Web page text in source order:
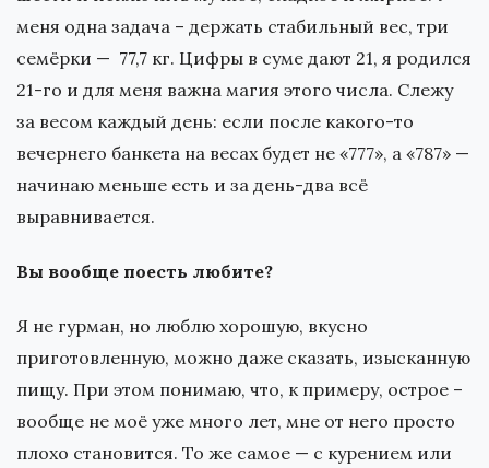
меня одна задача – держать стабильный вес, три
семёрки — 77,7 кг. Цифры в суме дают 21, я родился
21-го и для меня важна магия этого числа. Слежу
за весом каждый день: если после какого-то
вечернего банкета на весах будет не «777», а «787» —
начинаю меньше есть и за день-два всё
выравнивается.
Вы вообще поесть любите?
Я не гурман, но люблю хорошую, вкусно
приготовленную, можно даже сказать, изысканную
пищу. При этом понимаю, что, к примеру, острое –
вообще не моё уже много лет, мне от него просто
плохо становится. То же самое — с курением или